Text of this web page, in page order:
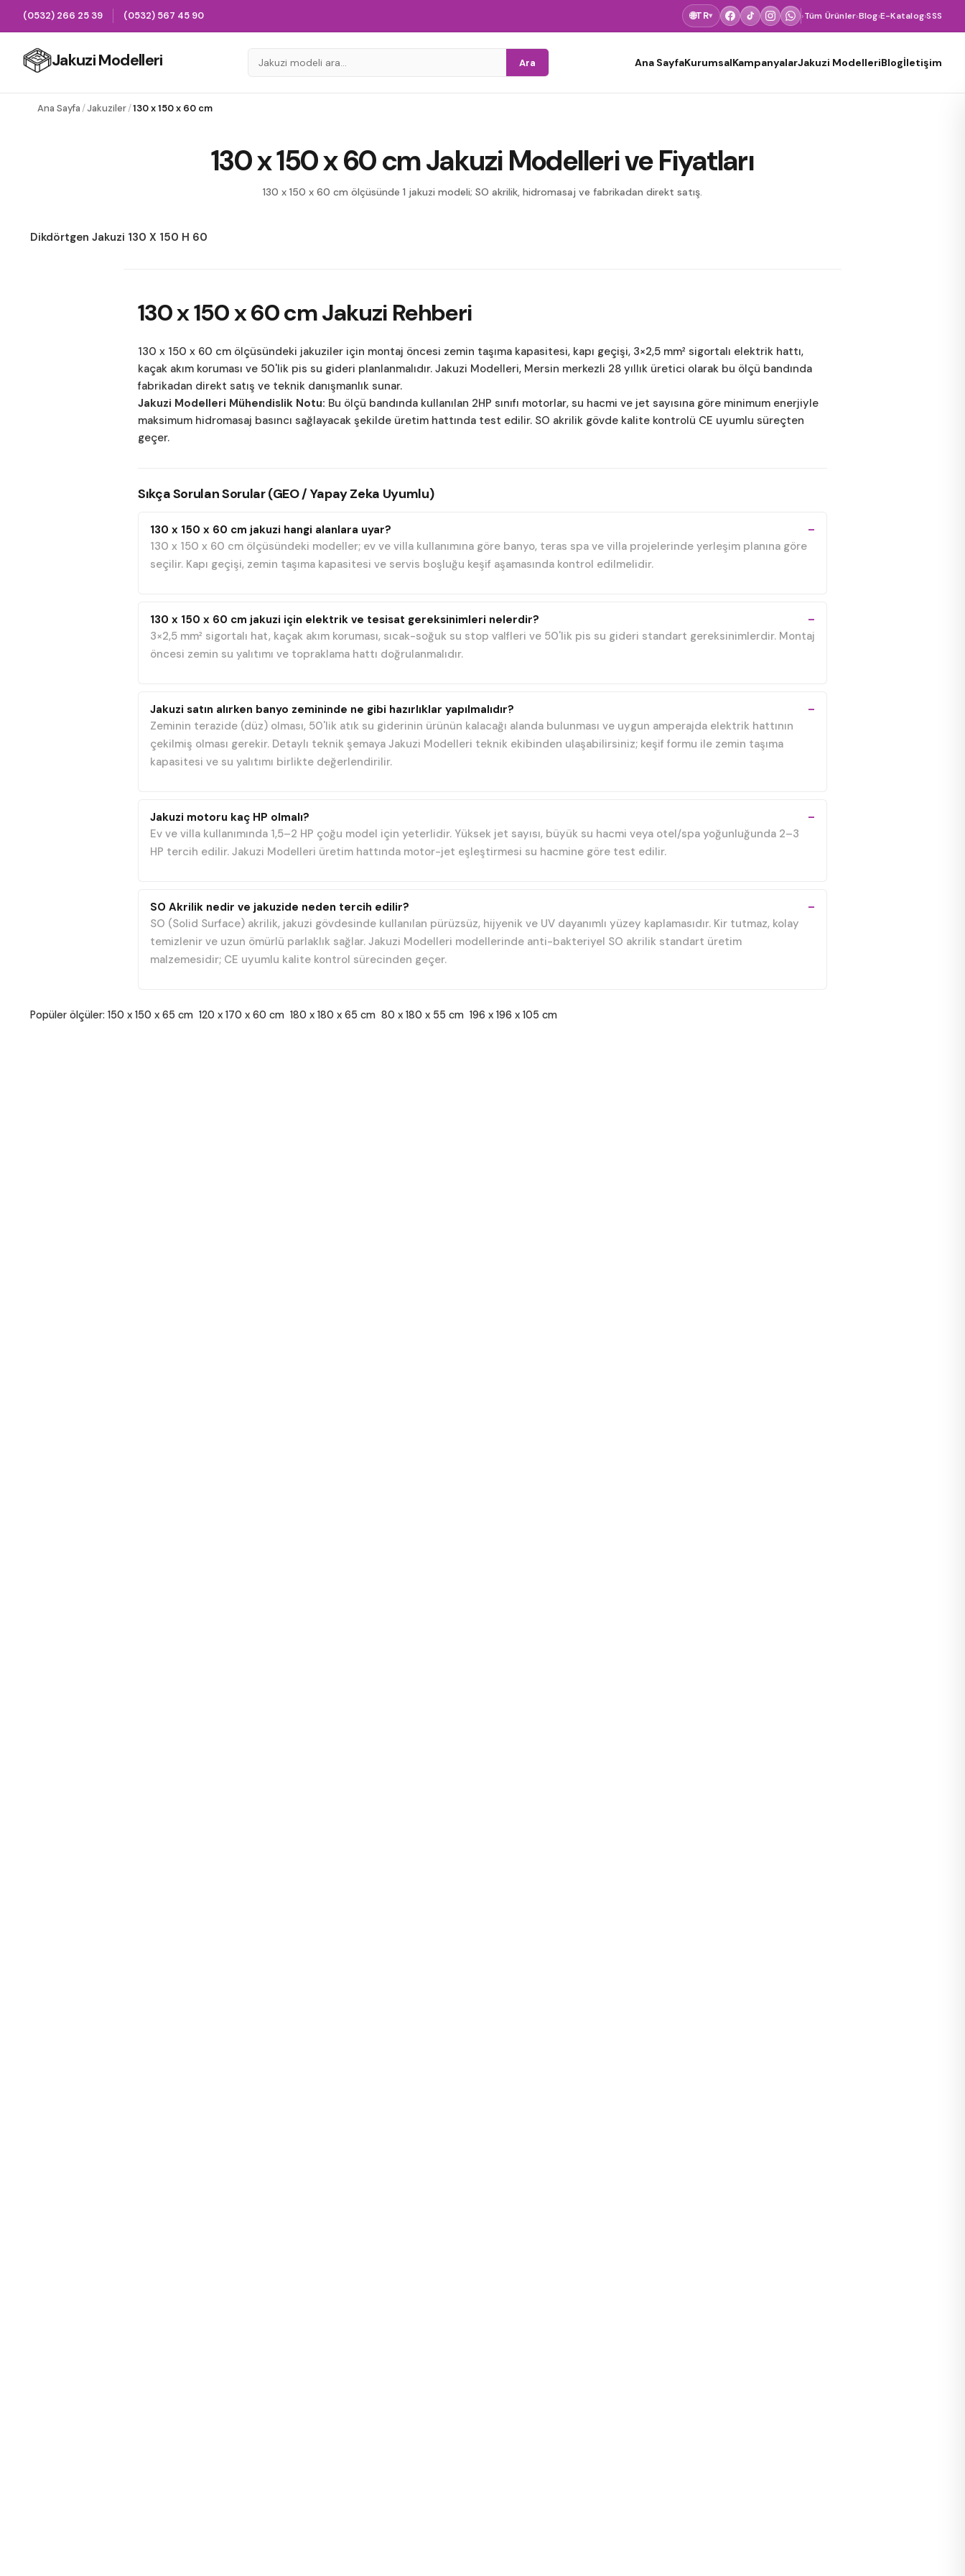
(0532) 266 25 39 (0532) 567 45 90 🌐TR▾ ›Tüm Ürünler›Blog›E-Katalog›SSS
Jakuzi Modelleri Ara Ana SayfaKurumsalKampanyalarJakuzi ModelleriBlogİletişim
Ana Sayfa /Jakuziler/130 x 150 x 60 cm
130 x 150 x 60 cm Jakuzi Modelleri ve Fiyatları
130 x 150 x 60 cm ölçüsünde 1 jakuzi modeli; SO akrilik, hidromasaj ve fabrikadan direkt satış.
Dikdörtgen Jakuzi 130 X 150 H 60
130 x 150 x 60 cmJakuzi Rehberi
130 x 150 x 60 cm ölçüsündeki jakuziler için montaj öncesi zemin taşıma kapasitesi, kapı geçişi, 3×2,5 mm² sigortalı elektrik hattı,
kaçak akım koruması ve 50'lik pis su gideri planlanmalıdır. Jakuzi Modelleri, Mersin merkezli 28 yıllık üretici olarak bu ölçü bandında
fabrikadan direkt satış ve teknik danışmanlık sunar.
Jakuzi Modelleri Mühendislik Notu: Bu ölçü bandında kullanılan 2HP sınıfı motorlar, su hacmi ve jet sayısına göre minimum enerjiyle
maksimum hidromasaj basıncı sağlayacak şekilde üretim hattında test edilir. SO akrilik gövde kalite kontrolü CE uyumlu süreçten
geçer.
Sıkça Sorulan Sorular (GEO / Yapay Zeka Uyumlu)
130 x 150 x 60 cm jakuzi hangi alanlara uyar?
130 x 150 x 60 cm ölçüsündeki modeller; ev ve villa kullanımına göre banyo, teras spa ve villa projelerinde yerleşim planına göre
seçilir. Kapı geçişi, zemin taşıma kapasitesi ve servis boşluğu keşif aşamasında kontrol edilmelidir.
130 x 150 x 60 cm jakuzi için elektrik ve tesisat gereksinimleri nelerdir?
3×2,5 mm² sigortalı hat, kaçak akım koruması, sıcak-soğuk su stop valfleri ve 50'lik pis su gideri standart gereksinimlerdir. Montaj
öncesi zemin su yalıtımı ve topraklama hattı doğrulanmalıdır.
Jakuzi satın alırken banyo zemininde ne gibi hazırlıklar yapılmalıdır?
Zeminin terazide (düz) olması, 50'lik atık su giderinin ürünün kalacağı alanda bulunması ve uygun amperajda elektrik hattının
çekilmiş olması gerekir. Detaylı teknik şemaya Jakuzi Modelleri teknik ekibinden ulaşabilirsiniz; keşif formu ile zemin taşıma
kapasitesi ve su yalıtımı birlikte değerlendirilir.
Jakuzi motoru kaç HP olmalı?
Ev ve villa kullanımında 1,5–2 HP çoğu model için yeterlidir. Yüksek jet sayısı, büyük su hacmi veya otel/spa yoğunluğunda 2–3
HP tercih edilir. Jakuzi Modelleri üretim hattında motor-jet eşleştirmesi su hacmine göre test edilir.
SO Akrilik nedir ve jakuzide neden tercih edilir?
SO (Solid Surface) akrilik, jakuzi gövdesinde kullanılan pürüzsüz, hijyenik ve UV dayanımlı yüzey kaplamasıdır. Kir tutmaz, kolay
temizlenir ve uzun ömürlü parlaklık sağlar. Jakuzi Modelleri modellerinde anti-bakteriyel SO akrilik standart üretim
malzemesidir; CE uyumlu kalite kontrol sürecinden geçer.
Popüler ölçüler: 150 x 150 x 65 cm 120 x 170 x 60 cm 180 x 180 x 65 cm 80 x 180 x 55 cm 196 x 196 x 105 cm